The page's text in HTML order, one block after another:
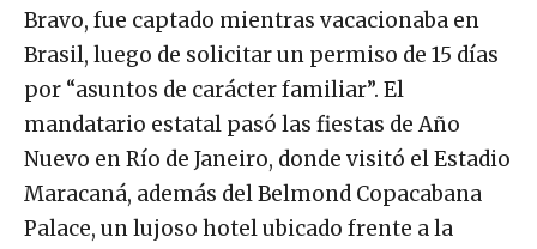
Bravo, fue captado mientras vacacionaba en
Brasil, luego de solicitar un permiso de 15 días
por “asuntos de carácter familiar”. El
mandatario estatal pasó las fiestas de Año
Nuevo en Río de Janeiro, donde visitó el Estadio
Maracaná, además del Belmond Copacabana
Palace, un lujoso hotel ubicado frente a la